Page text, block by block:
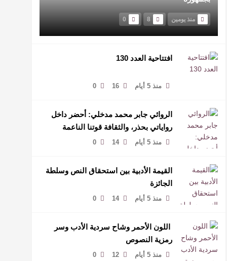
منذ يومين 8
0
افتتاحية العدد 130
منذ 5 أيام 16
0
الروائي جابر محمد مدخلي: أحضر داخل
رواياتي بحذر، والثقافة قوتنا الناعمة
لمخاطبة العالم.
منذ 5 أيام 14
0
القيمة الأدبية بين استحقاق النص وسلطة
الجائزة
منذ 5 أيام 14
0
​ اللون الأحمر وشاح سردية الأدب وسر
رمزية النصوص
منذ 5 أيام 12
0